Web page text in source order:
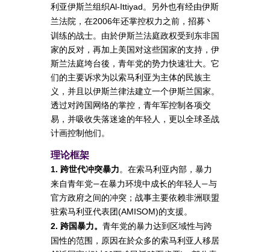
利亚伊斯兰组织Al-Ittiyad。另外也有经由伊斯
兰法院，在2006年还掌控权力之前，招募丶
训练的战士。由於伊斯兰法庭政权受到东非国
家的反对，再加上美国对这些国家的支持，伊
斯兰法庭垮台後，青年党的势力快速壮大。它
们的主要诉求为以索马利亚为主体的民族主
义，并且以伊斯兰律法建立一个伊斯兰国家。
透过对跨国网络的掌控，青年军控制各项交
易，并吸收失落迷途的年轻人，更以全球圣战
计画控制他们。
理论框架
1. 跨世代冲突暴力。在索马利亚内部，暴力
来自青年党—在暴力环境中成长的年轻人—与
官方政府之间的冲突；战事主要依赖非洲联盟
驻索马利亚代表团(AMISOM)的支援。
2. 跨国暴力。 青年党的暴力达到区域性与跨
国性的范围，原因在於众多的索马利亚人移居